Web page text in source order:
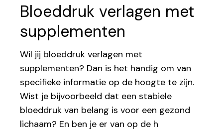
Bloeddruk verlagen met
supplementen
Wil jij bloeddruk verlagen met
supplementen? Dan is het handig om van
specifieke informatie op de hoogte te zijn.
Wist je bijvoorbeeld dat een stabiele
bloeddruk van belang is voor een gezond
lichaam? En ben je er van op de h